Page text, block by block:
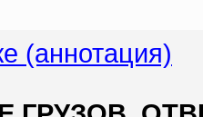
(аннотация)